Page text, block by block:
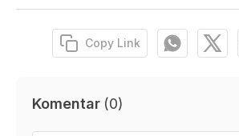
Copy Link
Komentar (0)